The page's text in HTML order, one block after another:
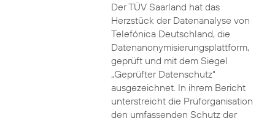
Der TÜV Saarland hat das
Herzstück der Datenanalyse von
Telefónica Deutschland, die
Datenanonymisierungsplattform,
geprüft und mit dem Siegel
„Geprüfter Datenschutz“
ausgezeichnet. In ihrem Bericht
unterstreicht die Prüforganisation
den umfassenden Schutz der